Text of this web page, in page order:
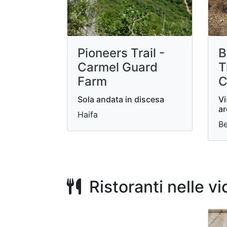
Pioneers Trail -
Carmel Guard
Farm
Sola andata in discesa
Haifa
Ristoranti nelle